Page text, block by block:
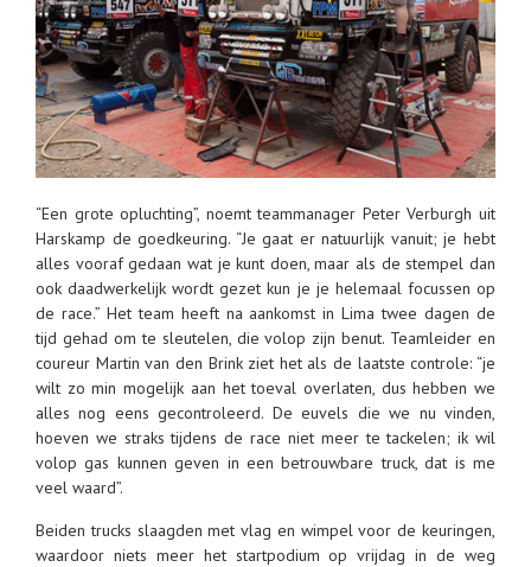
“Een grote opluchting”, noemt teammanager Peter Verburgh uit
Harskamp de goedkeuring. “Je gaat er natuurlijk vanuit; je hebt
alles vooraf gedaan wat je kunt doen, maar als de stempel dan
ook daadwerkelijk wordt gezet kun je je helemaal focussen op
de race.” Het team heeft na aankomst in Lima twee dagen de
tijd gehad om te sleutelen, die volop zijn benut. Teamleider en
coureur Martin van den Brink ziet het als de laatste controle: “je
wilt zo min mogelijk aan het toeval overlaten, dus hebben we
alles nog eens gecontroleerd. De euvels die we nu vinden,
hoeven we straks tijdens de race niet meer te tackelen; ik wil
volop gas kunnen geven in een betrouwbare truck, dat is me
veel waard”.
Beiden trucks slaagden met vlag en wimpel voor de keuringen,
waardoor niets meer het startpodium op vrijdag in de weg